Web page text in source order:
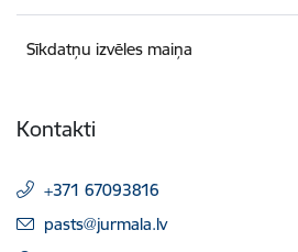
Sīkdatņu izvēles maiņa
Kontakti
+371 67093816
E-pasts:
pasts@jurmala.lv